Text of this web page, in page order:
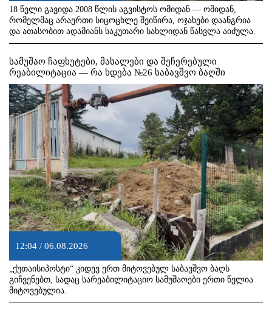
18 წელი გავიდა 2008 წლის აგვისტოს ომიდან — ომიდან,
რომელმაც არაერთი სიცოცხლე შეიწირა, ოჯახები დაანგრია
და ათასობით ადამიანს საკუთარი სახლიდან წასვლა აიძულა.
სამუშაო ჩაფხუტები, მასალები და შეჩერებული
რეაბილიტაცია — რა ხდება №26 საბავშვო ბაღში
12:04 / 06.08.2026
„ქუთაისიპოსტი“ კიდევ ერთ მიტოვებულ საბავშვო ბაღს
გიჩვენებთ, სადაც სარეაბილიტაციო სამუშაოები ერთი წელია
მიტოვებულია.